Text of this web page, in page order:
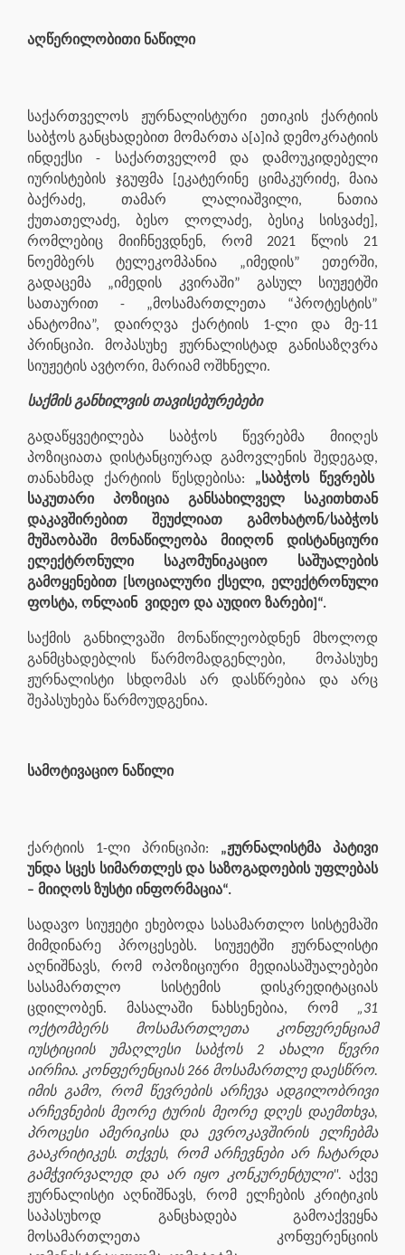
აღწერილობითი ნაწილი
საქართველოს ჟურნალისტური ეთიკის ქარტიის
საბჭოს განცხადებით მომართა ა[ა]იპ დემოკრატიის
ინდექსი - საქართველომ და დამოუკიდებელი
იურისტების ჯგუფმა [ეკატერინე ციმაკურიძე, მაია
ბაქრაძე, თამარ ლალიაშვილი, ნათია
ქუთათელაძე, ბესო ლოლაძე, ბესიკ სისვაძე],
რომლებიც მიიჩნევდნენ, რომ 2021 წლის 21
ნოემბერს ტელეკომპანია „იმედის” ეთერში,
გადაცემა „იმედის კვირაში” გასულ სიუჟეტში
სათაურით - „მოსამართლეთა “პროტესტის”
ანატომია”, დაირღვა ქარტიის 1-ლი და მე-11
პრინციპი. მოპასუხე ჟურნალისტად განისაზღვრა
სიუჟეტის ავტორი, მარიამ ოშხნელი.
საქმის განხილვის თავისებურებები
გადაწყვეტილება საბჭოს წევრებმა მიიღეს
პოზიციათა დისტანციურად გამოვლენის შედეგად,
თანახმად ქარტიის წესდებისა: „საბჭოს წევრებს
საკუთარი პოზიცია განსახილველ საკითხთან
დაკავშირებით შეუძლიათ გამოხატონ/საბჭოს
მუშაობაში მონაწილეობა მიიღონ დისტანციური
ელექტრონული საკომუნიკაციო საშუალების
გამოყენებით [სოციალური ქსელი, ელექტრონული
ფოსტა, ონლაინ ვიდეო და აუდიო ზარები]“.
საქმის განხილვაში მონაწილეობდნენ მხოლოდ
განმცხადებლის წარმომადგენლები, მოპასუხე
ჟურნალისტი სხდომას არ დასწრებია და არც
შეპასუხება წარმოუდგენია.
სამოტივაციო ნაწილი
ქარტიის 1-ლი პრინციპი: „ჟურნალისტმა პატივი
უნდა სცეს სიმართლეს და საზოგადოების უფლებას
– მიიღოს ზუსტი ინფორმაცია“.
სადავო სიუჟეტი ეხებოდა სასამართლო სისტემაში
მიმდინარე პროცესებს. სიუჟეტში ჟურნალისტი
აღნიშნავს, რომ ოპოზიციური მედიასაშუალებები
სასამართლო სისტემის დისკრედიტაციას
ცდილობენ. მასალაში ნახსენებია, რომ „31
ოქტომბერს მოსამართლეთა კონფერენციამ
იუსტიციის უმაღლესი საბჭოს 2 ახალი წევრი
აირჩია. კონფერენციას 266 მოსამართლე დაესწრო.
იმის გამო, რომ წევრების არჩევა ადგილობრივი
არჩევნების მეორე ტურის მეორე დღეს დაემთხვა,
პროცესი ამერიკისა და ევროკავშირის ელჩებმა
გააკრიტიკეს. თქვეს, რომ არჩევნები არ ჩატარდა
გამჭვირვალედ და არ იყო კონკურენტული". აქვე
ჟურნალისტი აღნიშნავს, რომ ელჩების კრიტიკის
საპასუხოდ განცხადება გამოაქვეყნა
მოსამართლეთა კონფერენციის